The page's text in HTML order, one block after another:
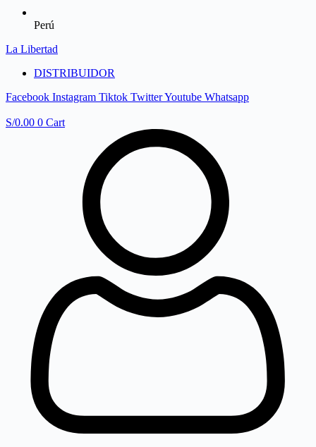
Perú
La Libertad
DISTRIBUIDOR
Facebook Instagram Tiktok TwitterYoutube Whatsapp
S/0.00 0 Cart